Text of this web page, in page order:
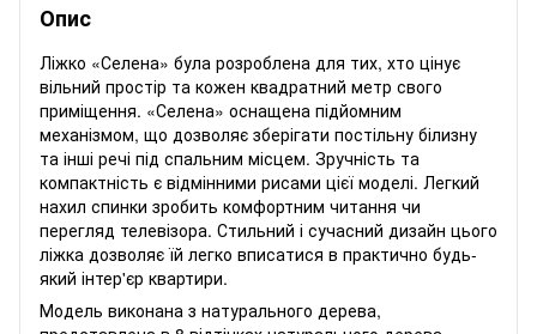
Опис
Ліжко «Селена» була розроблена для тих, хто цінує
вільний простір та кожен квадратний метр свого
приміщення. «Селена» оснащена підйомним
механізмом, що дозволяє зберігати постільну білизну
та інші речі під спальним місцем. Зручність та
компактність є відмінними рисами цієї моделі. Легкий
нахил спинки зробить комфортним читання чи
перегляд телевізора. Стильний і сучасний дизайн цього
ліжка дозволяє їй легко вписатися в практично будь-
який інтер'єр квартири.
Модель виконана з натурального дерева,